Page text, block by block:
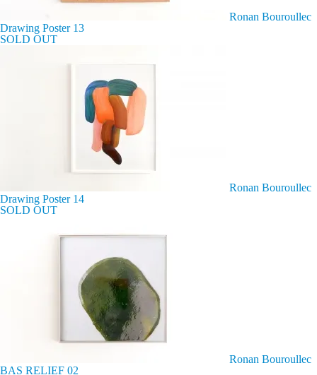
Ronan Bouroullec
Drawing Poster 13
SOLD OUT
Ronan Bouroullec
Drawing Poster 14
SOLD OUT
Ronan Bouroullec
BAS RELIEF 02